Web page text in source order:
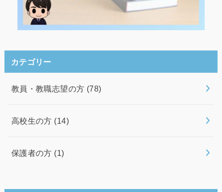
カテゴリー
教員・教職志望の方 (78)
高校生の方 (14)
保護者の方 (1)